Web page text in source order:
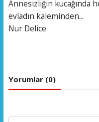
​Annesizliğin kucağında
evladın kaleminden...
Nur Delice
Yorumlar (0)